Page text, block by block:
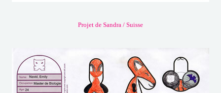
Projet de Sandra / Suisse